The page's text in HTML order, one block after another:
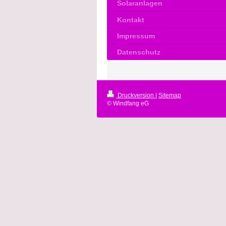
Solaranlagen
Kontakt
Impressum
Datenschutz
Druckversion
Sitemap
© Windfang eG